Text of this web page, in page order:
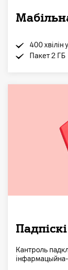
400 хвілін
Пакет 2 ГБ
Кантроль
інфармацыйна-